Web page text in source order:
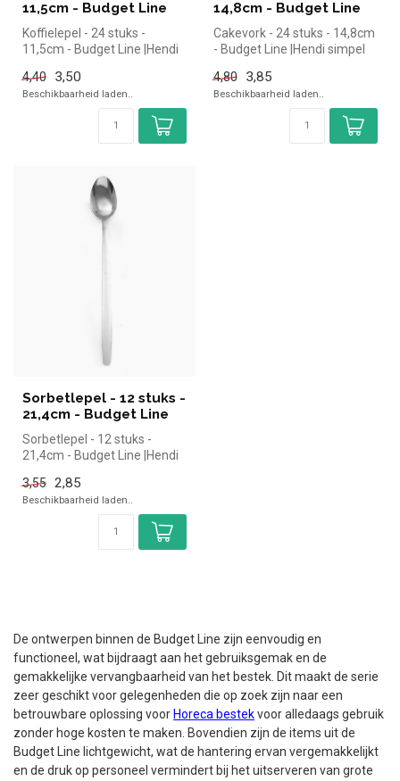
11,5cm - Budget Line
Koffielepel - 24 stuks -
11,5cm - Budget Line |Hendi
4,40
3,50
Beschikbaarheid laden..
14,8cm - Budget Line
Cakevork - 24 stuks - 14,8cm
- Budget Line |Hendi simpel
4,80
3,85
Beschikbaarheid laden..
Sorbetlepel - 12 stuks -
21,4cm - Budget Line
Sorbetlepel - 12 stuks -
21,4cm - Budget Line |Hendi
3,55 2,85
Beschikbaarheid laden..
De ontwerpen binnen de Budget Line zijn eenvoudig en
functioneel, wat bijdraagt aan het gebruiksgemak en de
gemakkelijke vervangbaarheid van het bestek. Dit maakt de serie
zeer geschikt voor gelegenheden die op zoek zijn naar een
betrouwbare oplossing voor Horeca bestekvoor alledaags gebruik
zonder hoge kosten te maken. Bovendien zijn de items uit de
Budget Line lichtgewicht, wat de hantering ervan vergemakkelijkt
en de druk op personeel vermindert bij het uitserveren van grote